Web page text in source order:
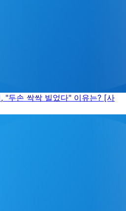
"두손 싹싹 빌었다" 이유는? [사